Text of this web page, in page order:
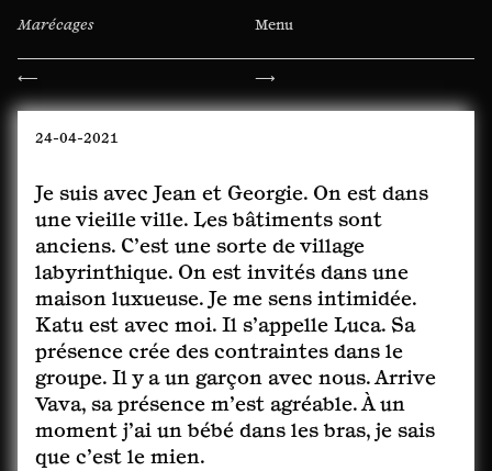
Marécages Menu
Navigation
de
⟵ ⟶
24-04-2021
Je suis avec Jean et Georgie. On est dans
une vieille ville. Les bâtiments sont
anciens. C’est une sorte de village
labyrinthique. On est invités dans une
maison luxueuse. Je me sens intimidée.
Katu est avec moi. Il s’appelle Luca. Sa
présence crée des contraintes dans le
groupe. Il y a un garçon avec nous. Arrive
Vava, sa présence m’est agréable. À un
moment j’ai un bébé dans les bras, je sais
que c’est le mien.